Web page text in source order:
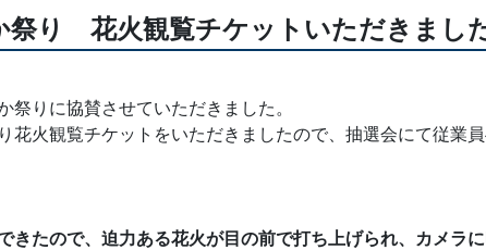
祭り 花火観覧チケットいただきまし
祭りに協賛させていただきました。
花火観覧チケットをいただきましたので、抽選会にて従業
きたので、迫力ある花火が目の前で打ち上げられ、カメラ